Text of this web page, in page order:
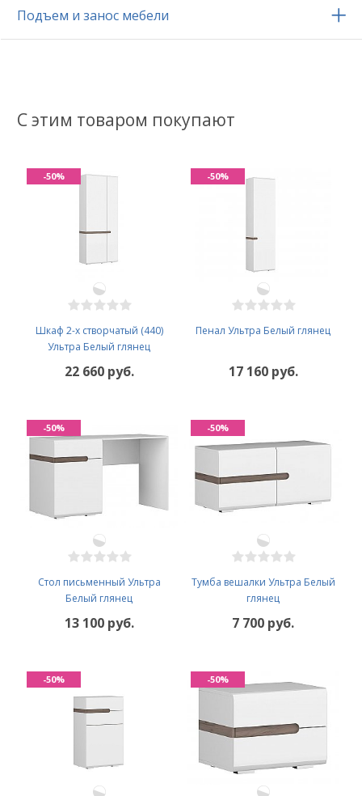
Подъем и занос мебели
С этим товаром покупают
Шкаф 2-х створчатый (440)
Ультра Белый глянец
22 660 руб.
-50%
Пенал Ультра Белый глянец
17 160 руб.
-50%
Стол письменный Ультра
Белый глянец
13 100 руб.
-50%
Тумба вешалки Ультра Белый
глянец
7 700 руб.
-50%
-50% -50%